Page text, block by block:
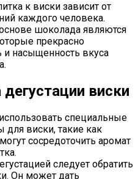
к виски зависит от
каждого человека.
шоколада являются
прекрасно
и насыщенность вкуса
виски
специальные
для виски, такие как
сосредоточить аромат
следует обратить
Он может дать